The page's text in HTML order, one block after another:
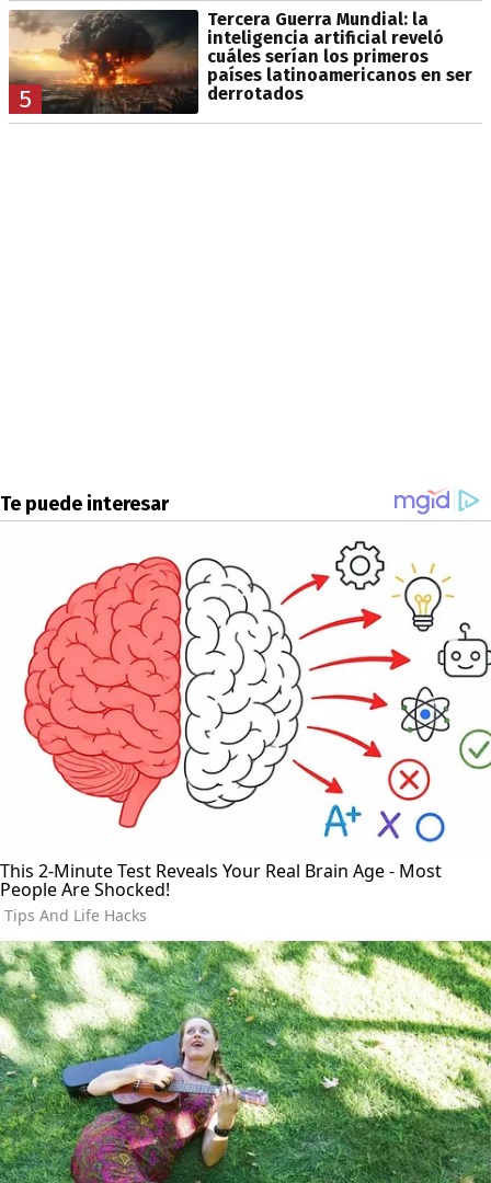
5
Tercera Guerra Mundial: la
inteligencia artificial reveló
cuáles serían los primeros
países latinoamericanos en ser
derrotados